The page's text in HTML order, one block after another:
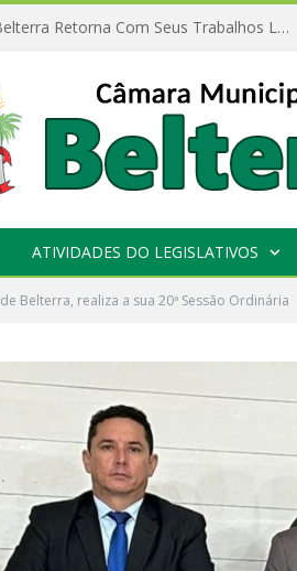
Câmara de Vereadores de Belterra Retorna Com Seus Trabalhos Legislativos
ATIVIDADES DO LEGISLATIVOS
Belterra, realiza a sua 20ª Sessão Ordinária